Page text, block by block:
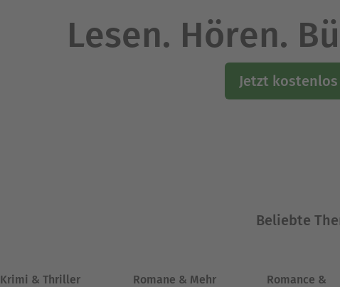
Lesen. Hören.
Jetzt
Beliebte
Krimi & Thriller Romane & Mehr
Romance &